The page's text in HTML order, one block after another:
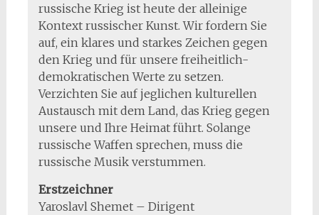
russische Krieg ist heute der alleinige
Kontext russischer Kunst. Wir fordern Sie
auf, ein klares und starkes Zeichen gegen
den Krieg und für unsere freiheitlich-
demokratischen Werte zu setzen.
Verzichten Sie auf jeglichen kulturellen
Austausch mit dem Land, das Krieg gegen
unsere und Ihre Heimat führt. Solange
russische Waffen sprechen, muss die
russische Musik verstummen.
Erstzeichner
Yaroslavl Shemet – Dirigent